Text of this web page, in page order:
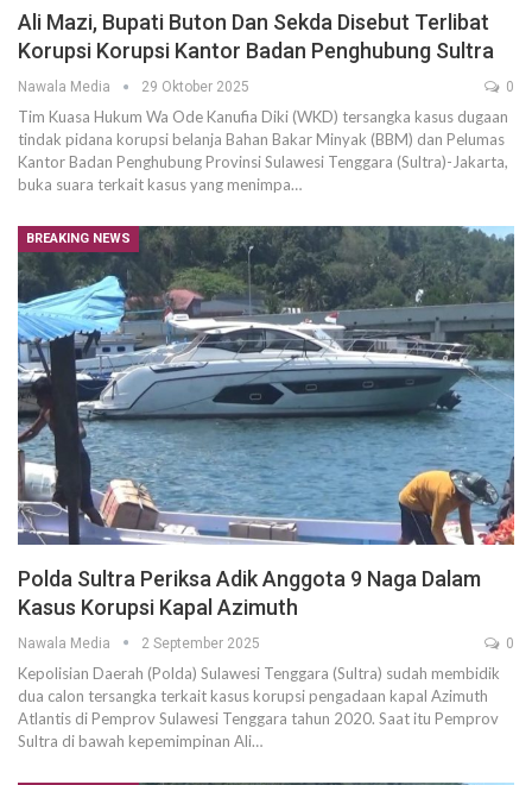
Ali Mazi, Bupati Buton Dan Sekda Disebut Terlibat
Korupsi Korupsi Kantor Badan Penghubung Sultra
Nawala Media 29 Oktober 2025 0
Tim Kuasa Hukum Wa Ode Kanufia Diki (WKD) tersangka kasus dugaan
tindak pidana korupsi belanja Bahan Bakar Minyak (BBM) dan Pelumas
Kantor Badan Penghubung Provinsi Sulawesi Tenggara (Sultra)-Jakarta,
buka suara terkait kasus yang menimpa…
BREAKING NEWS
Polda Sultra Periksa Adik Anggota 9 Naga Dalam
Kasus Korupsi Kapal Azimuth
Nawala Media 2 September 2025 0
Kepolisian Daerah (Polda) Sulawesi Tenggara (Sultra) sudah membidik
dua calon tersangka terkait kasus korupsi pengadaan kapal Azimuth
Atlantis di Pemprov Sulawesi Tenggara tahun 2020. Saat itu Pemprov
Sultra di bawah kepemimpinan Ali…